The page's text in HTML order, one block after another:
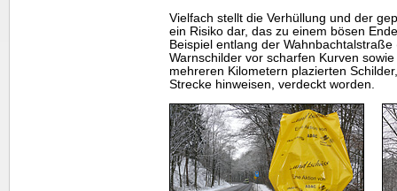
Vielfach stellt die Verhüllung und der
ein Risiko dar, das zu einem bösen
Beispiel entlang der
Warnschilder vor scharfen Kurven
mehreren Kilometern plazierten
Strecke hinweisen, verdeckt worden.